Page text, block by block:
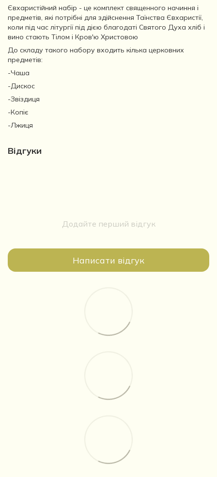
Євхаристійний набір - це комплект священного начиння і
предметів, які потрібні для здійснення Таїнства Євхаристії,
коли під час літургії під дією благодаті Святого Духа хліб і
вино стають Тілом і Кров'ю Христовою
До складу такого набору входить кілька церковних
предметів:
-Чаша
-Дискос
-Звіздиця
-Копіє
-Лжиця
Відгуки
Додайте перший відгук
Написати відгук